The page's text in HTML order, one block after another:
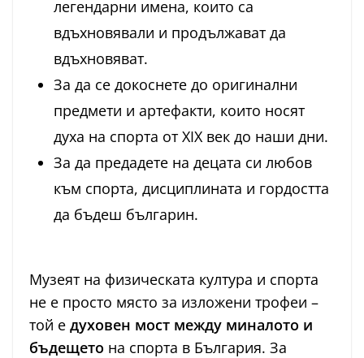
легендарни имена, които са
вдъхновявали и продължават да
вдъхновяват.
За да се докоснете до оригинални
предмети и артефакти, които носят
духа на спорта от XIX век до наши дни.
За да предадете на децата си любов
към спорта, дисциплината и гордостта
да бъдеш българин.
Музеят на физическата култура и спорта
не е просто място за изложени трофеи –
той е духовен мост между миналото и
бъдещето на спорта в България. За